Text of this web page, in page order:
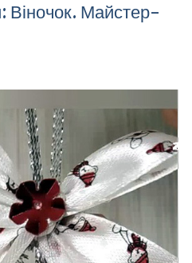
Віночок. Майстер-